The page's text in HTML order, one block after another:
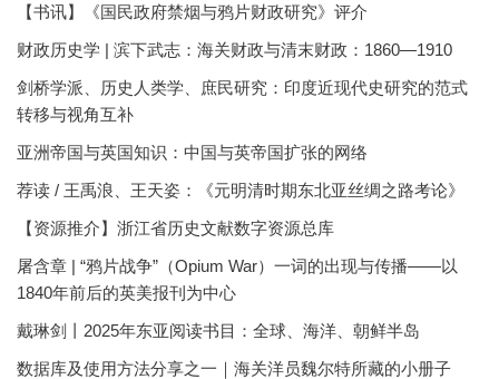
【书讯】《国民政府禁烟与鸦片财政研究》评介
财政历史学 | 滨下武志：海关财政与清末财政：1860—1910
剑桥学派、历史人类学、庶民研究：印度近现代史研究的范式
转移与视角互补
亚洲帝国与英国知识：中国与英帝国扩张的网络
荐读 / 王禹浪、王天姿：《元明清时期东北亚丝绸之路考论》
【资源推介】浙江省历史文献数字资源总库
屠含章 | “鸦片战争”（Opium War）一词的出现与传播——以
1840年前后的英美报刊为中心
戴琳剑丨2025年东亚阅读书目：全球、海洋、朝鲜半岛
数据库及使用方法分享之一｜海关洋员魏尔特所藏的小册子